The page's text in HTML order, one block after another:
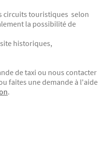
circuits touristiques selon
la possibilité de
historiques,
de taxi ou nous contacter
faites une demande à l'aide
.